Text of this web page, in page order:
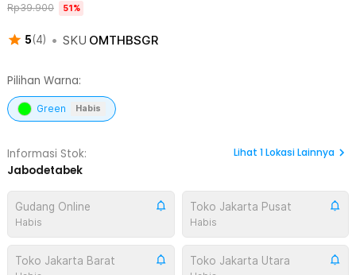
5(4) • SKU OMTHBSGR
Rp39.900 51%
Pilihan Warna:
Green Habis
Informasi Stok:
Jabodetabek
Lihat 1Lokasi Lainnya
Gudang Online
Habis
Toko Jakarta Pusat
Habis
Toko Jakarta Barat Toko Jakarta Utara